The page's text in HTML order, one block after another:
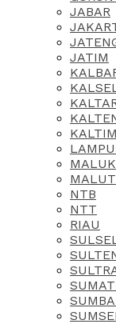
JABAR
JATIM
KALTIM
MALUT
NTB
NTT
RIAU